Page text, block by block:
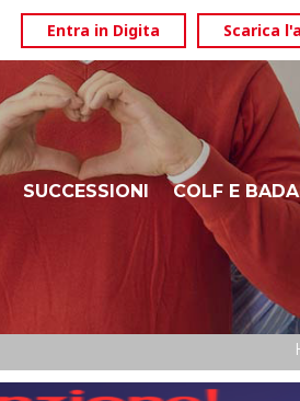
Entra in Digita Scarica
DURP – BOLZANO ALTO ADIGE
SUCCESSIONI COLF E